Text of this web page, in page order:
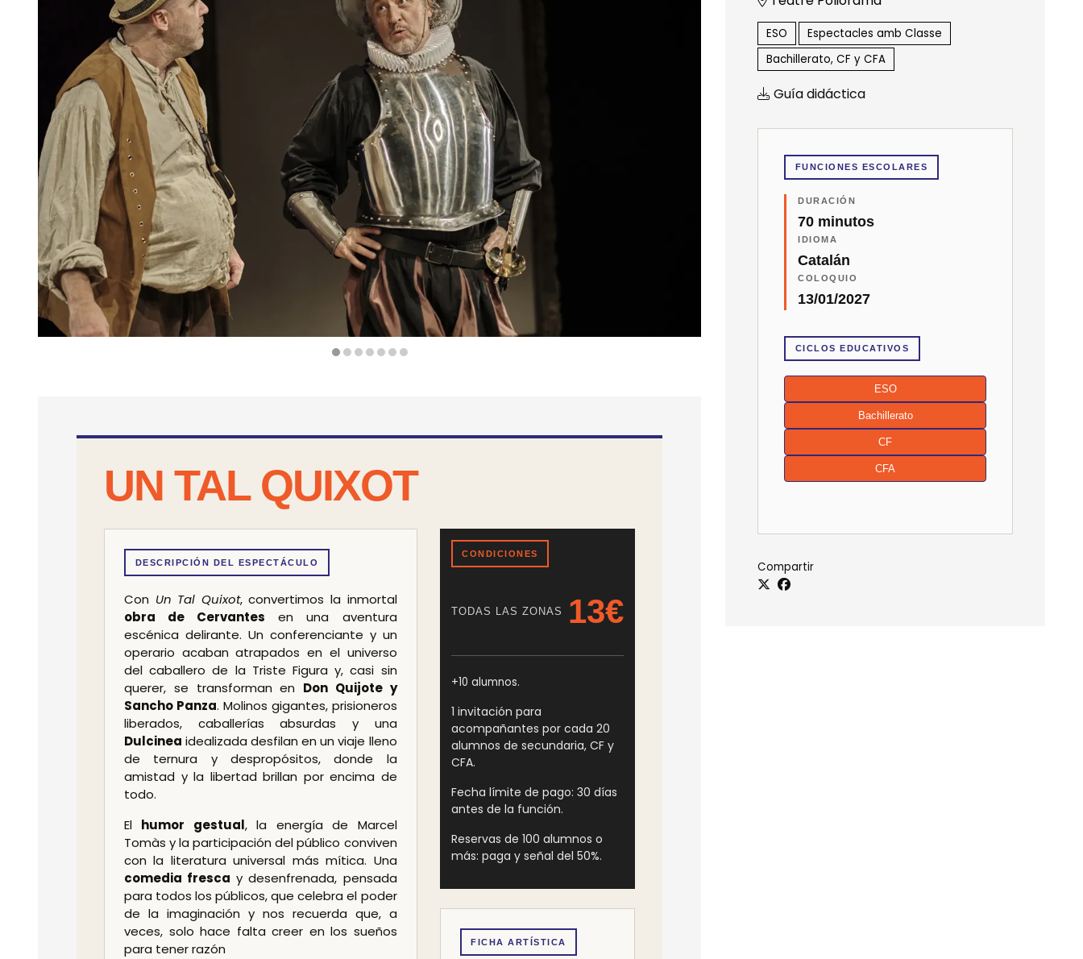
ESO
Espectacles amb Classe
Bachillerato, CF y CFA
Guía didáctica
FUNCIONES ESCOLARES
DURACIÓN
70 minutos
IDIOMA
Catalán
COLOQUIO
13/01/2027
CICLOS EDUCATIVOS
ESO
Bachillerato
CF
CFA
Compartir
UN TAL QUIXOT
DESCRIPCIÓN DEL ESPECTÁCULO
Con Un Tal Quixot, convertimos la inmortal
obra de Cervantes en una aventura
escénica delirante. Un conferenciante y un
operario acaban atrapados en el universo
del caballero de la Triste Figura y, casi sin
querer, se transforman en Don Quijote y
Sancho Panza. Molinos gigantes, prisioneros
liberados, caballerías absurdas y una
Dulcinea idealizada desfilan en un viaje lleno
de ternura y despropósitos, donde la
amistad y la libertad brillan por encima de
todo.
El humor gestual, la energía de Marcel
Tomàs y la participación del público conviven
con la literatura universal más mítica. Una
comedia fresca y desenfrenada, pensada
para todos los públicos, que celebra el poder
de la imaginación y nos recuerda que, a
veces, solo hace falta creer en los sueños
para tener razón
CONDICIONES
TODAS LAS ZONAS 13€
+10 alumnos.
1 invitación para
acompañantes por cada 20
alumnos de secundaria, CF y
CFA.
Fecha límite de pago: 30 días
antes de la función.
Reservas de 100 alumnos o
más: paga y señal del 50%.
FICHA ARTÍSTICA